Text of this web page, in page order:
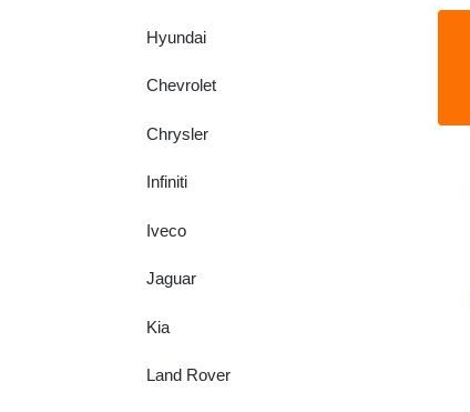
Hyundai
Chevrolet
Chrysler
Infiniti
Iveco
Jaguar
Kia
Land Rover